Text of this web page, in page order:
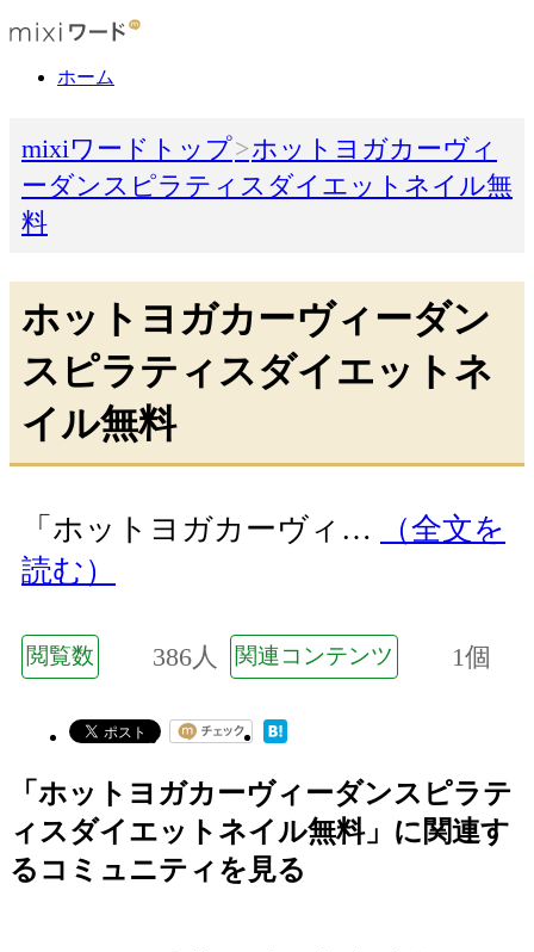
ホーム
mixiワードトップ
ホットヨガカーヴィ
ーダンスピラティスダイエットネイル無
料
ホットヨガカーヴィーダン
スピラティスダイエットネ
イル無料
「ホットヨガカーヴィ…
（全文を
読む）
閲覧数 386人 関連コンテンツ 1個
「ホットヨガカーヴィーダンスピラテ
ィスダイエットネイル無料」に関連す
るコミュニティを見る